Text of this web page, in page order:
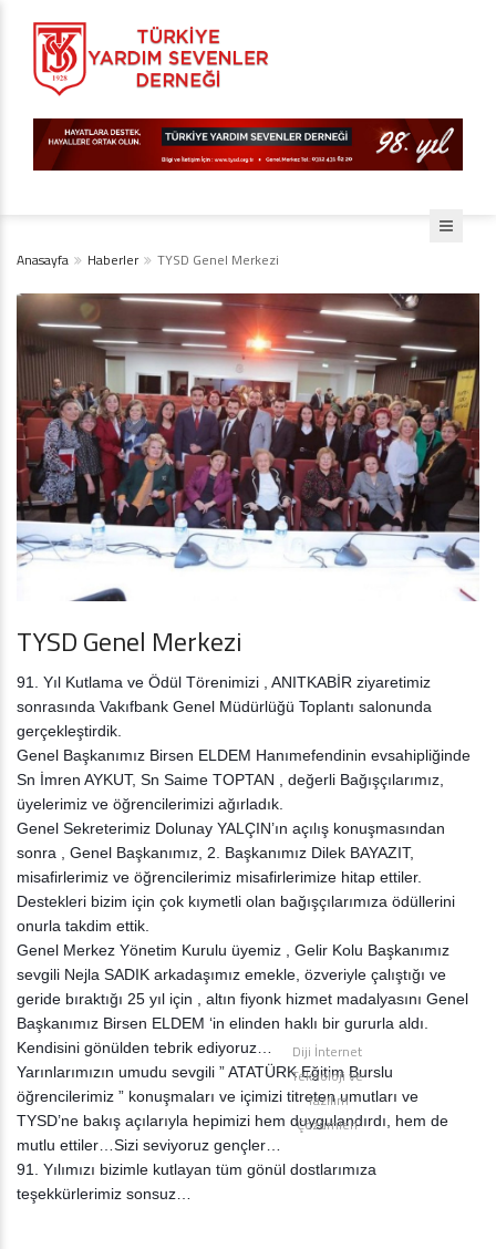
Anasayfa Haberler TYSD Genel Merkezi
TYSD Genel Merkezi
91. Yıl Kutlama ve Ödül Törenimizi , ANITKABİR ziyaretimiz
sonrasında Vakıfbank Genel Müdürlüğü Toplantı salonunda
gerçekleştirdik.
Genel Başkanımız Birsen ELDEM Hanımefendinin evsahipliğinde
Sn İmren AYKUT, Sn Saime TOPTAN , değerli Bağışçılarımız,
üyelerimiz ve öğrencilerimizi ağırladık.
Genel Sekreterimiz Dolunay YALÇIN’ın açılış konuşmasından
sonra , Genel Başkanımız, 2. Başkanımız Dilek BAYAZIT,
misafirlerimiz ve öğrencilerimiz misafirlerimize hitap ettiler.
Destekleri bizim için çok kıymetli olan bağışçılarımıza ödüllerini
onurla takdim ettik.
Genel Merkez Yönetim Kurulu üyemiz , Gelir Kolu Başkanımız
sevgili Nejla SADIK arkadaşımız emekle, özveriyle çalıştığı ve
geride bıraktığı 25 yıl için , altın fiyonk hizmet madalyasını Genel
Başkanımız Birsen ELDEM ‘in elinden haklı bir gururla aldı.
Kendisini gönülden tebrik ediyoruz…
Yarınlarımızın umudu sevgili ” ATATÜRK Eğitim Burslu
öğrencilerimiz ” konuşmaları ve içimizi titreten umutları ve
TYSD’ne bakış açılarıyla hepimizi hem duygulandırdı, hem de
mutlu ettiler…Sizi seviyoruz gençler…
91. Yılımızı bizimle kutlayan tüm gönül dostlarımıza
teşekkürlerimiz sonsuz…
Diji İnternet
Teknoloji ve
Yazılım
Çözümleri